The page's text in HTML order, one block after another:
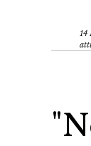
14